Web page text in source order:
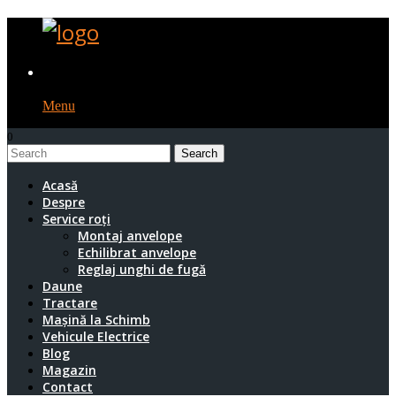
Menu
0
1
Acasă
Despre
Service roți
Montaj anvelope
Echilibrat anvelope
Reglaj unghi de fugă
Daune
Tractare
Mașină la Schimb
Vehicule Electrice
Blog
Magazin
Contact